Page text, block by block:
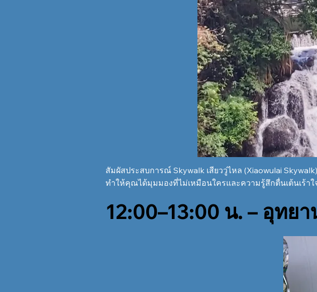
สัมผัสประสบการณ์ Skywalk เสียววู่ไหล (Xiaowulai
ทำให้คุณได้มุมมองที่ไม่เหมือนใครและความรู้สึกตื่นเต้นเร้า
12:00–13:00 น. – อุทย